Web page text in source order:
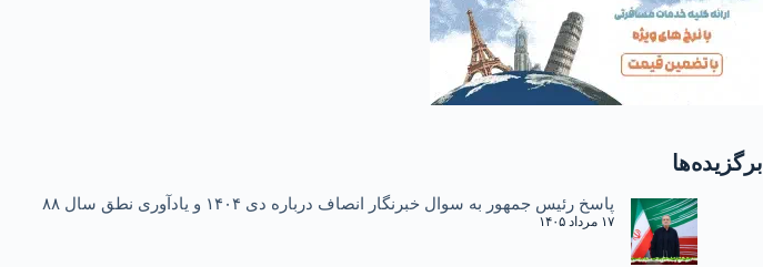
برگزیده‌ها
پاسخ رئیس جمهور به سوال خبرنگار انصاف درباره دی ۱۴۰۴ و یادآوری نطق سال ۸۸
۱۷ مرداد ۱۴۰۵